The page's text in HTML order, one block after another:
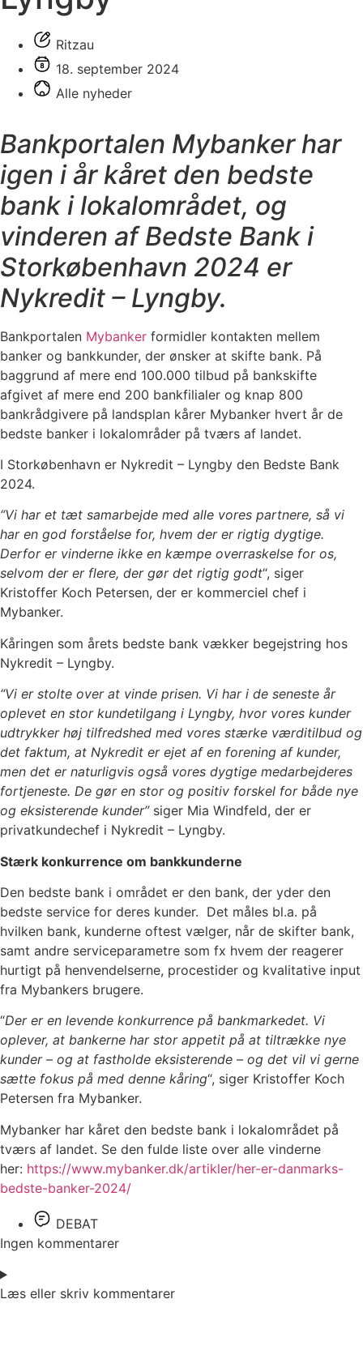
Ritzau
18. september 2024
Alle nyheder
Bankportalen Mybanker har
igen i år kåret den bedste
bank i lokalområdet, og
vinderen af Bedste Bank i
Storkøbenhavn 2024 er
Nykredit – Lyngby.
Bankportalen Mybanker formidler kontakten mellem
banker og bankkunder, der ønsker at skifte bank. På
baggrund af mere end 100.000 tilbud på bankskifte
afgivet af mere end 200 bankfilialer og knap 800
bankrådgivere på landsplan kårer Mybanker hvert år de
bedste banker i lokalområder på tværs af landet.
I Storkøbenhavn er Nykredit – Lyngby den Bedste Bank
2024.
“Vi har et tæt samarbejde med alle vores partnere, så vi
har en god forståelse for, hvem der er rigtig dygtige.
Derfor er vinderne ikke en kæmpe overraskelse for os,
selvom der er flere, der gør det rigtig godt“, siger
Kristoffer Koch Petersen, der er kommerciel chef i
Mybanker.
Kåringen som årets bedste bank vækker begejstring hos
Nykredit – Lyngby.
“Vi er stolte over at vinde prisen. Vi har i de seneste år
oplevet en stor kundetilgang i Lyngby, hvor vores kunder
udtrykker høj tilfredshed med vores stærke værditilbud og
det faktum, at Nykredit er ejet af en forening af kunder,
men det er naturligvis også vores dygtige medarbejderes
fortjeneste. De gør en stor og positiv forskel for både nye
og eksisterende kunder” siger Mia Windfeld, der er
privatkundechef i Nykredit – Lyngby.
Stærk konkurrence om bankkunderne
Den bedste bank i området er den bank, der yder den
bedste service for deres kunder. Det måles bl.a. på
hvilken bank, kunderne oftest vælger, når de skifter bank,
samt andre serviceparametre som fx hvem der reagerer
hurtigt på henvendelserne, procestider og kvalitative input
fra Mybankers brugere.
“Der er en levende konkurrence på bankmarkedet. Vi
oplever, at bankerne har stor appetit på at tiltrække nye
kunder – og at fastholde eksisterende – og det vil vi gerne
sætte fokus på med denne kåring“, siger Kristoffer Koch
Petersen fra Mybanker.
Mybanker har kåret den bedste bank i lokalområdet på
tværs af landet. Se den fulde liste over alle vinderne
her: https://www.mybanker.dk/artikler/her-er-danmarks-
bedste-banker-2024/
DEBAT
Ingen kommentarer
Læs eller skriv kommentarer